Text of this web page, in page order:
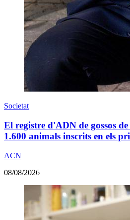
Societat
El registre d'ADN de gossos
1.600 animals inscrits en els
ACN
08/08/2026